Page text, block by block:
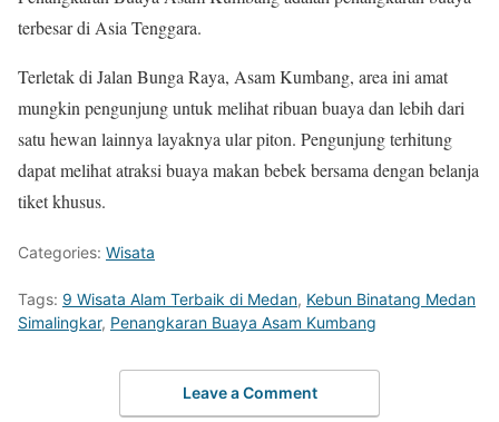
terbesar di Asia Tenggara.
Terletak di Jalan Bunga Raya, Asam Kumbang, area ini amat
mungkin pengunjung untuk melihat ribuan buaya dan lebih dari
satu hewan lainnya layaknya ular piton. Pengunjung terhitung
dapat melihat atraksi buaya makan bebek bersama dengan belanja
tiket khusus.
Categories: Wisata
Tags: 9 Wisata Alam Terbaik di Medan, Kebun Binatang Medan
Simalingkar, Penangkaran Buaya Asam Kumbang
Leave a Comment